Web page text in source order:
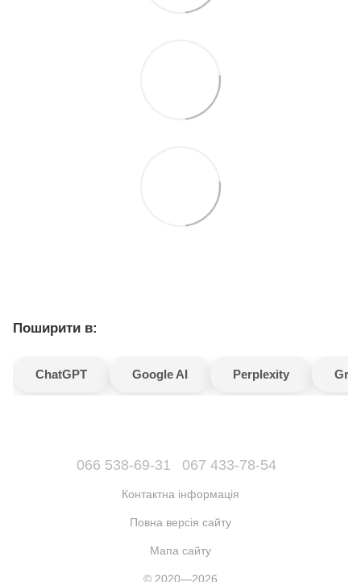
Поширити в:
ChatGPT Google AI Perplexity
066 538-69-31 067 433-78-54
Контактна інформація
Повна версія сайту
Мапа сайту
© 2020—2026